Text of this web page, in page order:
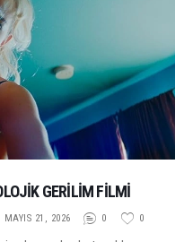
GERILIM FILMI
MAYIS 21, 2026 0 0